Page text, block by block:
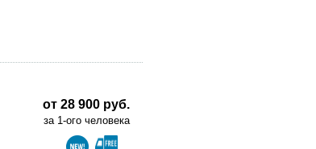
от 28 900 руб.
за 1-ого человека